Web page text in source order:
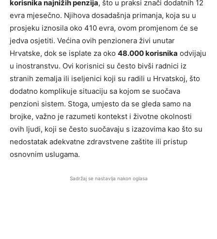
korisnika najnižih penzija, što u praksi znači dodatnih 12
evra mjesečno. Njihova dosadašnja primanja, koja su u
prosjeku iznosila oko 410 evra, ovom promjenom će se
jedva osjetiti. Većina ovih penzionera živi unutar
Hrvatske, dok se isplate za oko 48.000 korisnika odvijaju
u inostranstvu. Ovi korisnici su često bivši radnici iz
stranih zemalja ili iseljenici koji su radili u Hrvatskoj, što
dodatno komplikuje situaciju sa kojom se suočava
penzioni sistem. Stoga, umjesto da se gleda samo na
brojke, važno je razumeti kontekst i životne okolnosti
ovih ljudi, koji se često suočavaju s izazovima kao što su
nedostatak adekvatne zdravstvene zaštite ili pristup
osnovnim uslugama.
Sadržaj se nastavlja nakon oglasa